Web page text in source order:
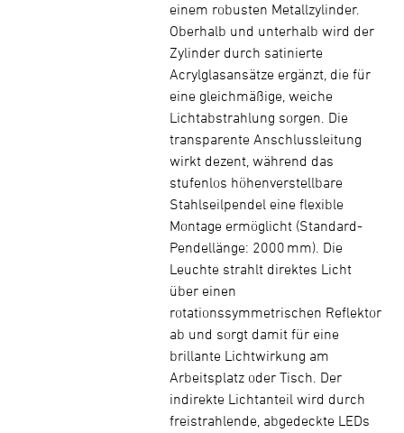
einem robusten Metallzylinder.
Oberhalb und unterhalb wird der
Zylinder durch satinierte
Acrylglasansätze ergänzt, die für
eine gleichmäßige, weiche
Lichtabstrahlung sorgen. Die
transparente Anschlussleitung
wirkt dezent, während das
stufenlos höhenverstellbare
Stahlseilpendel eine flexible
Montage ermöglicht (Standard-
Pendellänge: 2000 mm). Die
Leuchte strahlt direktes Licht
über einen
rotationssymmetrischen Reflektor
ab und sorgt damit für eine
brillante Lichtwirkung am
Arbeitsplatz oder Tisch. Der
indirekte Lichtanteil wird durch
freistrahlende, abgedeckte LEDs